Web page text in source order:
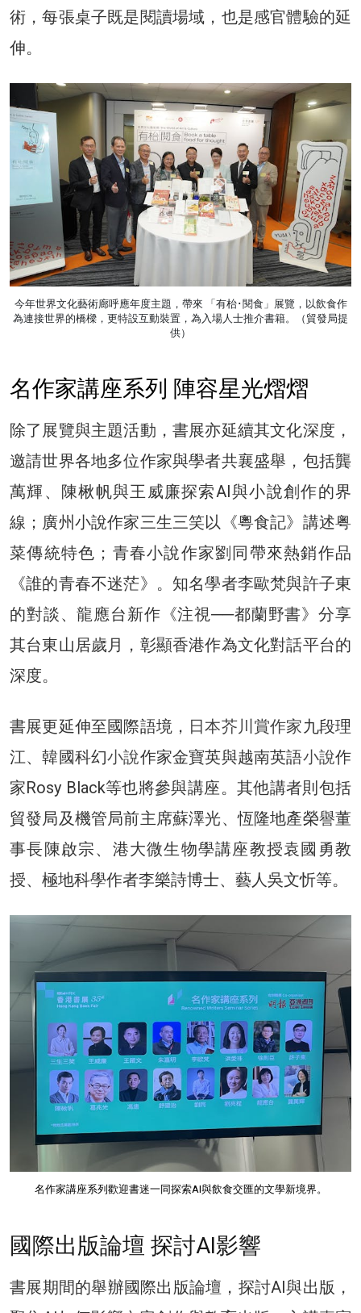
術，每張桌子既是閱讀場域，也是感官體驗的延
伸。
今年世界文化藝術廊呼應年度主題，帶來 「有枱･閱食」展覽，以飲食作
為連接世界的橋樑，更特設互動裝置，為入場人士推介書籍。（貿發局提
供）
名作家講座系列 陣容星光熠熠
除了展覽與主題活動，書展亦延續其文化深度，
邀請世界各地多位作家與學者共襄盛舉，包括龔
萬輝、陳楸帆與王威廉探索AI與小說創作的界
線；廣州小說作家三生三笑以《粵食記》講述粤
菜傳統特色；青春小說作家劉同帶來熱銷作品
《誰的青春不迷茫》。知名學者李歐梵與許子東
的對談、龍應台新作《注視──都蘭野書》分享
其台東山居歲月，彰顯香港作為文化對話平台的
深度。
書展更延伸至國際語境， 日本芥川賞作家九段理
江、韓國科幻小說作家金寶英與越南英語小說作
家Rosy Black等也將參與講座。其他講者則包括
貿發局及機管局前主席蘇澤光、恆隆地產榮譽董
事長陳啟宗、港大微生物學講座教授袁國勇教
授、極地科學作者李樂詩博士、藝人吳文忻等。
名作家講座系列歡迎書迷一同探索AI與飲食交匯的文學新境界。
國際出版論壇 探討AI影響
書展期間的舉辦國際出版論壇，探討AI與出版，